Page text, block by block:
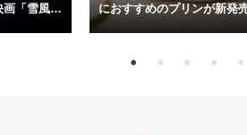
今だからこそ、尊い平和の価値を未来に繋
を多くの方にご覧いただきたい。
画「雪風
におすすめのプリンが新発